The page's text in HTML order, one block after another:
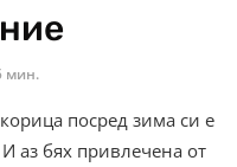
мин.
посред зима си е
аз бях привлечена от